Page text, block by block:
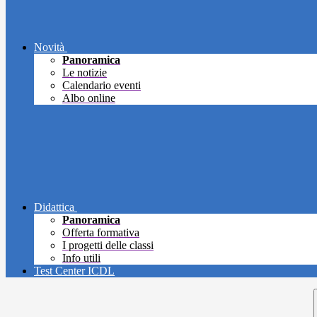
Novità
Panoramica
Le notizie
Calendario eventi
Albo online
Didattica
Panoramica
Offerta formativa
I progetti delle classi
Info utili
Test Center ICDL